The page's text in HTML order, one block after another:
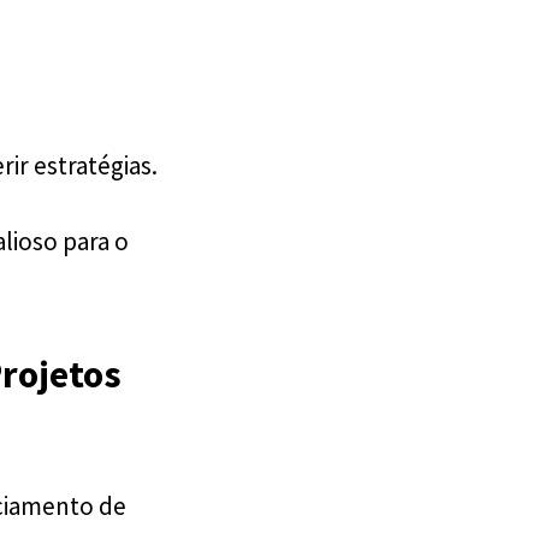
estratégias.
para o
de